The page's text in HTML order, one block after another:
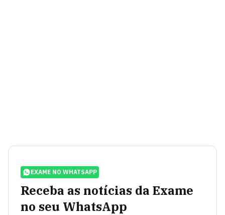
EXAME NO WHATSAPP
Receba as notícias da Exame
no seu WhatsApp